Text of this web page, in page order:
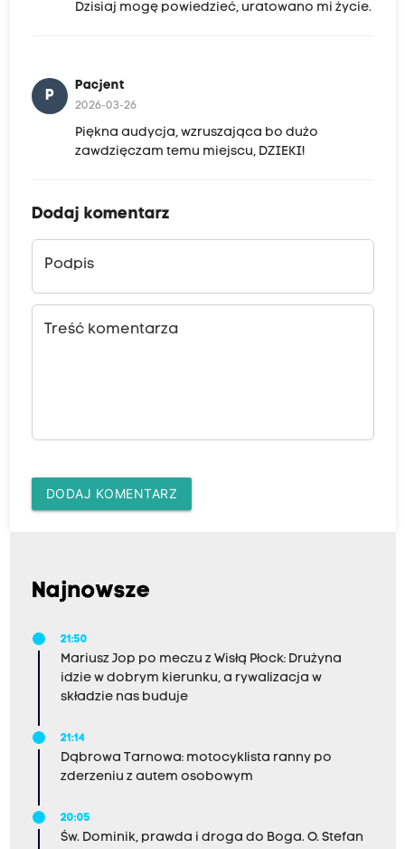
Dzisiaj mogę powiedzieć, uratowano mi życie.
P
Pacjent
2026-03-26
Piękna audycja, wzruszająca bo dużo
zawdzięczam temu miejscu, DZIEKI!
Dodaj komentarz
Podpis
Treść komentarza
DODAJ KOMENTARZ
Najnowsze
21:50
Mariusz Jop po meczu z Wisłą Płock: Drużyna
idzie w dobrym kierunku, a rywalizacja w
składzie nas buduje
21:14
Dąbrowa Tarnowa: motocyklista ranny po
zderzeniu z autem osobowym
20:05
Św. Dominik, prawda i droga do Boga. O. Stefan